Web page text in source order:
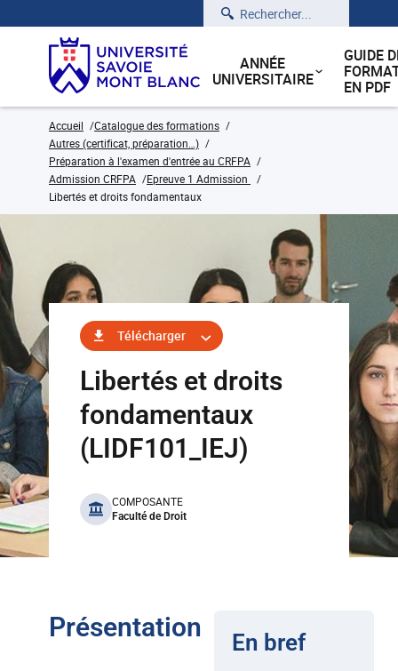
Rechercher
ANNÉE
UNIVERSITAIRE
GUIDE
EN PDF
Accueil
Catalogue des formations
Autres (certificat, préparation…)
Préparation à l'examen d'entrée au CRFPA
Admission CRFPA
Epreuve 1 Admission
Libertés et droits fondamentaux
Télécharger
Libertés et droits
fondamentaux
(LIDF101_IEJ)
benefits
COMPOSANTE
Faculté de Droit
Présentation En bref